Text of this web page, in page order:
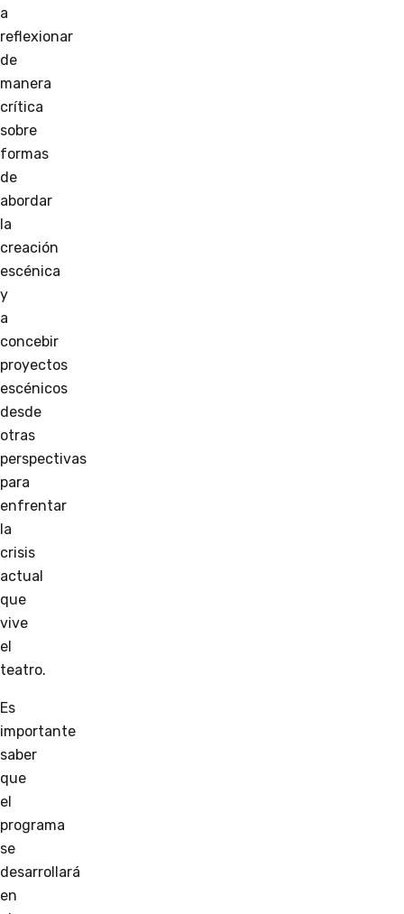
a
reflexionar
de
manera
crítica
sobre
formas
de
abordar
la
creación
escénica
y
a
concebir
proyectos
escénicos
desde
otras
perspectivas
para
enfrentar
la
crisis
actual
que
vive
el
teatro.
Es
importante
saber
que
el
programa
se
desarrollará
en